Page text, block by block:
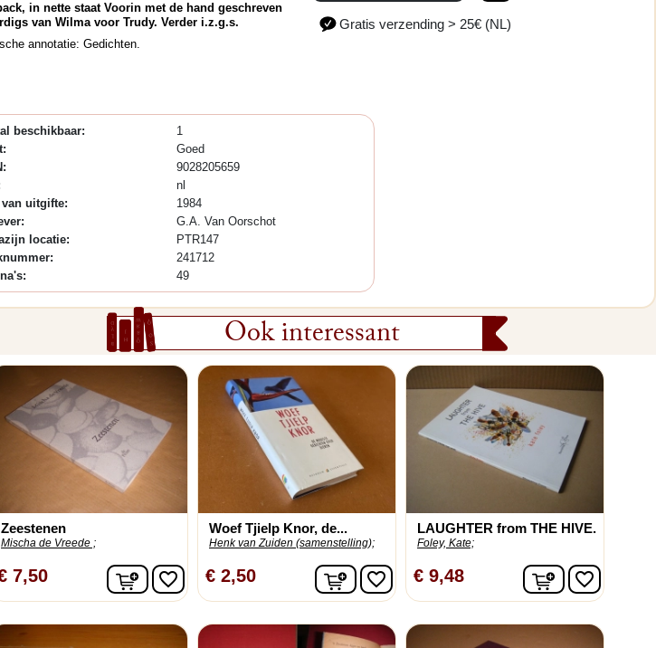
in nette staat Voorin met de hand geschreven
van Wilma voor Trudy. Verder i.z.g.s.
annotatie: Gedichten.
Gratis verzending > 25€ (NL)
beschikbaar:
1
Goed
9028205659
nl
van uitgifte:
1984
G.A. Van Oorschot
locatie:
PTR147
241712
49
Ook interessant
Zeestenen
Mischa de Vreede ;
7,50 In winkelwagen
favorite_border
Woef Tjielp Knor, de...
Henk van Zuiden (samenstelling);
€ 2,50 In winkelwagen
favorite_border
LAUGHTER from THE HIVE.
Foley, Kate;
€ 9,48 Infavorite_border